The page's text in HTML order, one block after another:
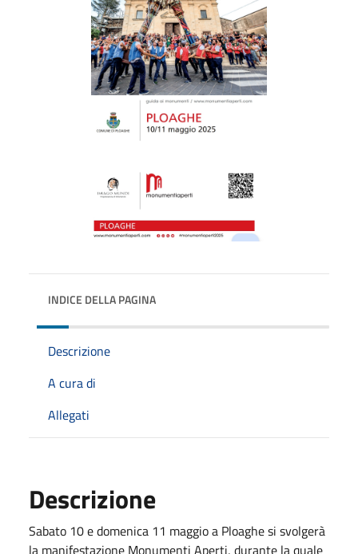
INDICE DELLA PAGINA
Descrizione
A cura di
Allegati
Descrizione
Sabato 10 e domenica 11 maggio a Ploaghe si svolgerà
la manifestazione Monumenti Aperti, durante la quale